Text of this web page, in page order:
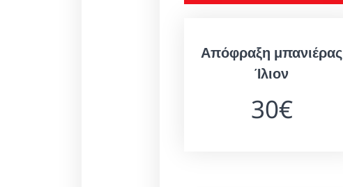
Απόφραξη μπανιέρας
Ίλιον
30€